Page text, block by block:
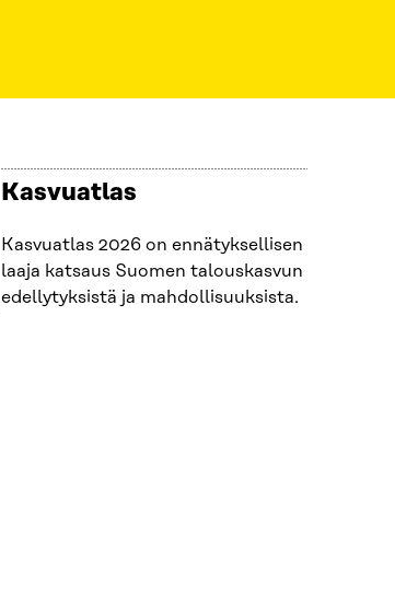
Kasvuatlas
Kasvuatlas 2026 on ennätyksellisen
laaja katsaus Suomen talouskasvun
edellytyksistä ja mahdollisuuksista.